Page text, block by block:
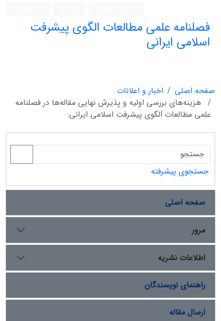
فصلنامه علمی مطالعات الگوی پیشرفت
اسلامی ایرانی
صفحه اصلی
اخبار و اعلانات
هزینه‌های بررسی اولیه و پذیرش نهایی مقاله‌ها در فصلنامه
علمی مطالعات الگوی پیشرفت اسلامی ایرانی:
جستجوی پیشرفته
صفحه اصلی
مرور
اطلاعات نشریه
راهنمای نویسندگان
ارسال مقاله